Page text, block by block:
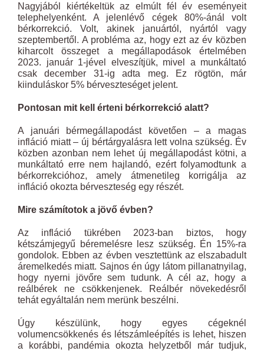
Nagyjából kiértékeltük az elmúlt fél év eseményeit
telephelyenként. A jelenlévő cégek 80%-ánál volt
bérkorrekció. Volt, akinek januártól, nyártól vagy
szeptembertől. A probléma az, hogy ezt az év közben
kiharcolt összeget a megállapodások értelmében
2023. január 1-jével elveszítjük, mivel a munkáltató
csak december 31-ig adta meg. Ez rögtön, már
kiinduláskor 5% bérveszteséget jelent.
Pontosan mit kell érteni bérkorrekció alatt?
A januári bérmegállapodást követően – a magas
infláció miatt – új bértárgyalásra lett volna szükség. Év
közben azonban nem lehet új megállapodást kötni, a
munkáltató erre nem hajlandó, ezért folyamodtunk a
bérkorrekcióhoz, amely átmenetileg korrigálja az
infláció okozta bérveszteség egy részét.
Mire számítotok a jövő évben?
Az infláció tükrében 2023-ban biztos, hogy
kétszámjegyű béremelésre lesz szükség. Én 15%-ra
gondolok. Ebben az évben vesztettünk az elszabadult
áremelkedés miatt. Sajnos én úgy látom pillanatnyilag,
hogy nyerni jövőre sem tudunk. A cél az, hogy a
reálbérek ne csökkenjenek. Reálbér növekedésről
tehát egyáltalán nem merünk beszélni.
Úgy készülünk, hogy egyes cégeknél
volumencsökkenés és létszámleépítés is lehet, hiszen
a korábbi, pandémia okozta helyzetből már tudjuk,